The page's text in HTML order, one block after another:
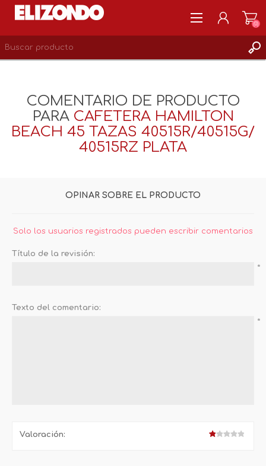
LISTA DE DESEOS 0
(0)
COMENTARIO DE PRODUCTO
PARA CAFETERA HAMILTON
BEACH 45 TAZAS 40515R/40515G/
40515RZ PLATA
OPINAR SOBRE EL PRODUCTO
Solo los usuarios registrados pueden escribir comentarios
Título de la revisión:
*
Texto del comentario:
*
Valoración: